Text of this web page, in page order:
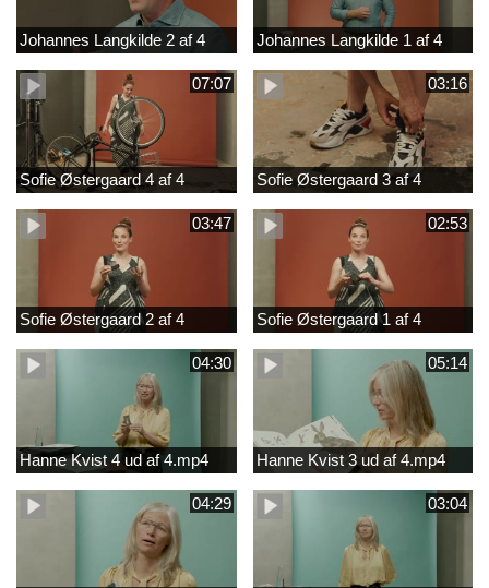
Johannes Langkilde 2 af 4 Johannes Langkilde 1 af 4
07:07
Sofie Østergaard 4 af 4
03:16
Sofie Østergaard 3 af 4
03:47
Sofie Østergaard 2 af 4
02:53
Sofie Østergaard 1 af 4
04:30
Hanne Kvist 4 ud af 4.mp4
05:14
Hanne Kvist 3 ud af 4.mp4
04:29 03:04